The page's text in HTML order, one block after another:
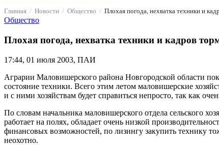
Главная Новости Общество Плохая погода, нехватка техники и
Общество
Плохая погода, нехватка техники и кадров
17:44, 01 июля 2003, ПАИ
Аграрии Маловишерского района Новгородской области
состояние техники. Всего этим летом маловишерские
и с ними хозяйствам будет справиться непросто, так как
По словам начальника маловишерского отдела сельского
работает на полях, обладает очень низкой
финансовых возможностей, по лизингу закупить технику
неохотно.